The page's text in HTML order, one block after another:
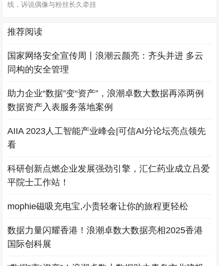
线，诉说偶像与粉丝长久牵挂
推荐阅读
国家网络安全宣传周丨浪潮云颜亮：齐头并进 多云
同构的安全管理
助力企业“数据”变“资产”，浪潮卓数大数据再添两例
数据资产入表服务落地案例
AIIA 2023人工智能产业峰会|可信AI分论坛亮点领先
看
科研创新点燃企业发展强劲引擎，汇仁药业成立吕爱
平院士工作站！
mophie磁吸充电宝,小贵轻奢让你的旅程更轻松
数据力量闪耀香港！浪潮卓数大数据亮相2025香港
国际创科展